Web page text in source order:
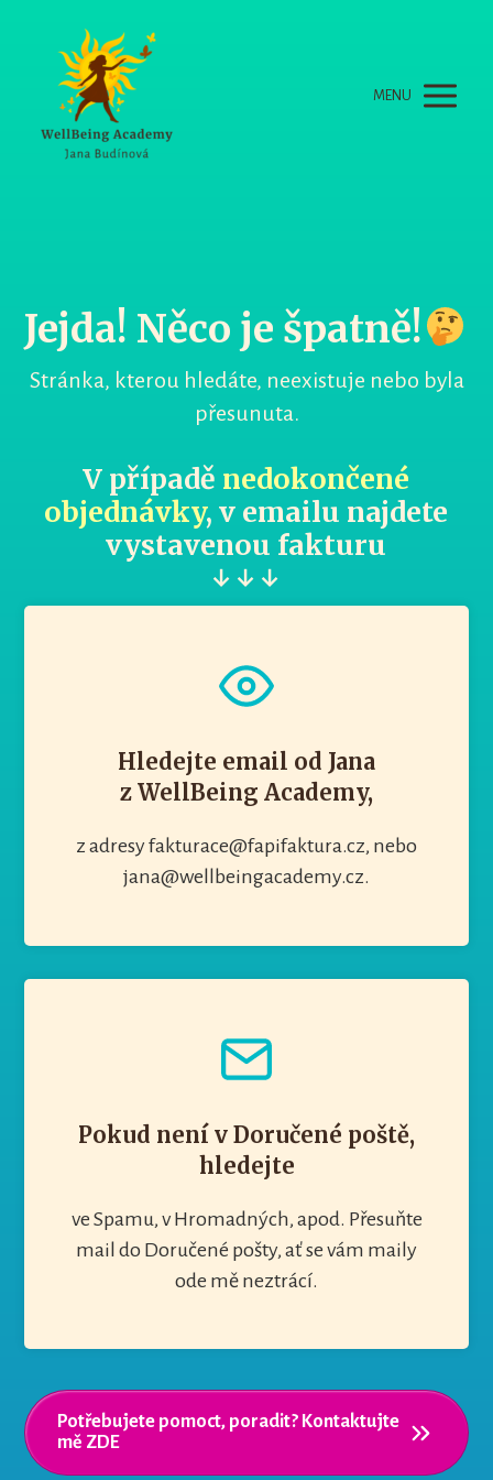
MENU
Jejda! Něco je špatně!
Stránka, kterou hledáte, neexistuje nebo byla
přesunuta.
V případě nedokončené
objednávky, v emailu najdete
vystavenou fakturu
↓ ↓ ↓
Hledejte email od Jana
z WellBeing Academy,
z adresy fakturace@fapifaktura.cz, nebo
jana@wellbeingacademy.cz.
Pokud není v Doručené poště,
hledejte
ve Spamu, v Hromadných, apod. Přesuňte
mail do Doručené pošty, ať se vám maily
ode mě neztrácí.
Potřebujete pomoct, poradit? Kontaktujte
mě ZDE